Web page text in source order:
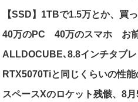
【SSD】1TBで1.5万とか、買
40万のPC 40万のスマホ お前
ALLDOCUBE､8.8インチタブ
RTX5070Tiと同じくらいの性
スペースXのロケット残骸、8